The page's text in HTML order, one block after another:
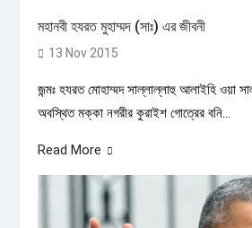
মহানবী হযরত মুহাম্মদ (সাঃ) এর জীবনী
13 Nov 2015
জন্মঃ হযরত মোহাম্মদ সাল্লাল্লাহু আলাইহি ওয়া
অবস্থিত মক্কা নগরীর কুরাইশ গোত্রের বনি...
Read More